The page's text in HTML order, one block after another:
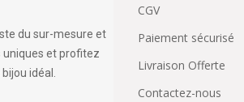
du sur-mesure et
uniques et profitez
idéal.
CGV
Paiement sécurisé
Livraison Offerte
Contactez-nous